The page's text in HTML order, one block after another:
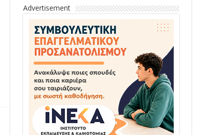
Advertisement